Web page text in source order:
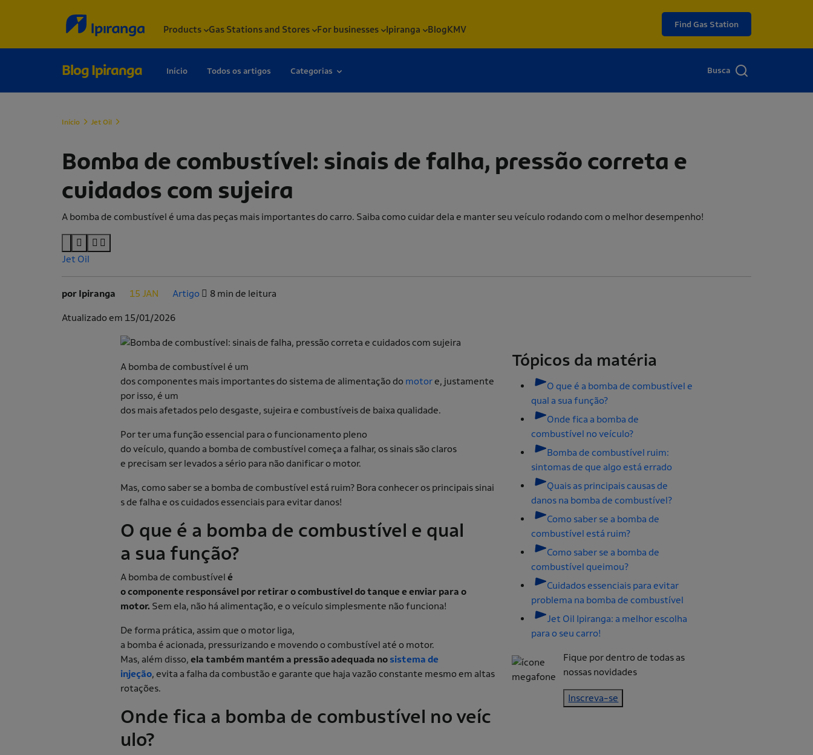
Products Gas Stations and Stores For businesses Ipiranga BlogKMV Find Gas Station
Blog Ipiranga Início Todos os artigos Categorias Busca
Início Jet Oil
Bomba de combustível: sinais de falha, pressão correta e
cuidados com sujeira
A bomba de combustível é uma das peças mais importantes do carro. Saiba como cuidar dela e manter seu veículo rodando com o melhor desempenho!
Jet Oil
por Ipiranga 15 JAN Artigo 8 min de leitura
Atualizado em 15/01/2026
A bomba de combustível é um
dos componentes mais importantes do sistema de alimentação do motore, justamente
por isso, é um
dos mais afetados pelo desgaste, sujeira e combustíveis de baixa qualidade.
Por ter uma função essencial para o funcionamento pleno
do veículo, quando a bomba de combustível começa a falhar, os sinais são claros
e precisam ser levados a sério para não danificar o motor.
Mas, como saber se a bomba de combustível está ruim? Bora conhecer os principais sinai
s de falha e os cuidados essenciais para evitar danos!
O que é a bomba de combustível e qual
a sua função?
A bomba de combustível é
o componente responsável por retirar o combustível do tanque e enviar para o
motor. Sem ela, não há alimentação, e o veículo simplesmente não funciona!
De forma prática, assim que o motor liga,
a bomba é acionada, pressurizando e movendo o combustível até o motor.
Mas, além disso, ela também mantém a pressão adequada no sistema de
injeção, evita a falha da combustão e garante que haja vazão constante mesmo em altas
rotações.
Onde fica a bomba de combustível no veíc
ulo?
Tópicos da matéria
O que é a bomba de combustível e
qual a sua função?
Onde fica a bomba de
combustível no veículo?
Bomba de combustível ruim:
sintomas de que algo está errado
Quais as principais causas de
danos na bomba de combustível?
Como saber se a bomba de
combustível está ruim?
Como saber se a bomba de
combustível queimou?
Cuidados essenciais para evitar
problema na bomba de combustível
Jet Oil Ipiranga: a melhor escolha
para o seu carro!
Fique por dentro de todas as
nossas novidades
Inscreva-se